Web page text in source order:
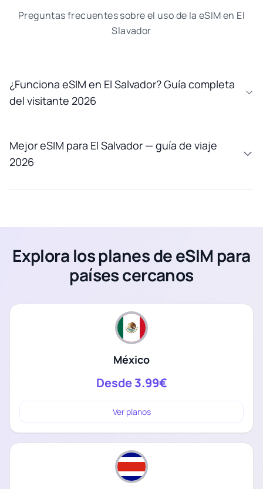
Preguntas frecuentes sobre el uso de la eSIM en El
Slavador
¿Funciona eSIM en El Salvador? Guía completa
del visitante 2026
Mejor eSIM para El Salvador — guía de viaje
2026
Explora los planes de eSIM para
países cercanos
México
Desde3.99€
Ver planos